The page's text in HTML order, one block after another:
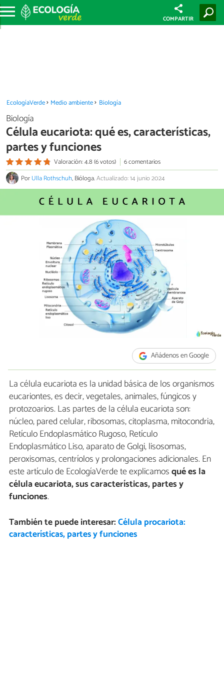
COMPARTIR
EcologíaVerde Medio ambiente Biología
Biología
Célula eucariota: qué es, características,
partes y funciones
Valoración: 4.8 (6 votos)
6 comentarios
PorUlla Rothschuh, Bióloga.Actualizado: 14 junio 2024
Añádenos en Google
La célula eucariota es la unidad básica de los organismos
eucariontes, es decir, vegetales, animales, fúngicos y
protozoarios. Las partes de la célula eucariota son:
núcleo, pared celular, ribosomas, citoplasma, mitocondria,
Retículo Endoplasmático Rugoso, Retículo
Endoplasmático Liso, aparato de Golgi, lisosomas,
peroxisomas, centríolos y prolongaciones adicionales. En
este artículo de EcologíaVerde te explicamosqué es la
célula eucariota, sus características, partes y
funciones.
También te puede interesar:Célula procariota:
características, partes y funciones